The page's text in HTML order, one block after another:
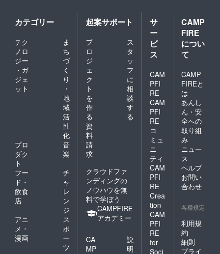
すが、
彼女た
ちは生
き物で
す。 全
部ひっ
くるめ
「命」
です。
名前を
つけて
いただ
いた子
牛の一
生を、
どんな
形であ
れきち
んとお
知らせ
いたし
ます。
カテゴリー
テク
ノロ
ジー
・ガ
ジェ
ット
ま
ち
づ
く
り
・
地
域
活
性
化
プロ
ダク
ト
音
楽
フー
ド・
飲食
店
チ
ャ
レ
ン
ジ
アニ
メ・
漫画
ス
ポ
ー
ツ
起案サポート
プ
ロ
ジ
ェ
ク
ト
を
作
る
ス
タ
ッ
フ
に
相
談
す
る
資
料
請
求
クラウドファ
ンディングの
ノウハウを無
料で学ぼう
CAMPFIRE
アカデミー
CA
MP
説
明
サ
ー
ビ
ス
CAM
PFI
RE
CAM
PFI
RE
コ
ミュ
ニ
ティ
CAM
PFI
RE
Crea
tion
CAM
PFI
RE
for
Soci
CAMP
FIRE
につい
て
CAMP
FIREと
は
あんし
ん・安
全への
取り組
み
ニュー
ス
ヘルプ
お問い
合わせ
各種規定
利用規
約
細則
プライ